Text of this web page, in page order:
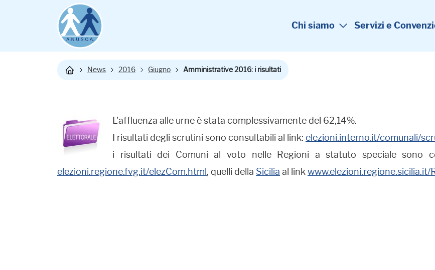
Chi siamo Servizi e
News 2016 Giugno Amministrative 2016: i risultati
L'affluenza alle urne è stata complessivamente del 62,14%.
I risultati degli scrutini sono consultabili al link: elezioni.interno.it/comunali/
i risultati dei Comuni al voto nelle Regioni a statuto speciale sono
elezioni.regione.fvg.it/elezCom.html , quelli della ​ Sicilia al link